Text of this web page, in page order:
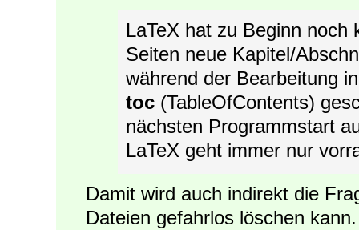
LaTeX hat zu Beginn
Seiten neue Kapitel/
während der Bearbeitung
toc (TableOfContents)
nächsten Programmstart
LaTeX geht immer nur
Damit wird auch indirekt die
Dateien gefahrlos löschen